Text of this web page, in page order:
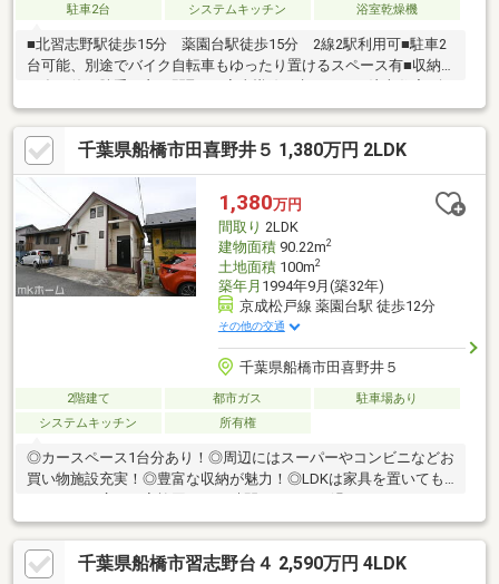
駐車2台
システムキッチン 浴室乾燥機
■北習志野駅徒歩15分 薬園台駅徒歩15分 2線2駅利用可■駐車2
台可能、別途でバイク自転車もゆったり置けるスペース有■収納
が多く使い勝手の良い間取り■家事導線も考えられた注文住宅■角
地で車通りも少なく小さなお子様がいても安心■小学校、中学校
も近くで安心
千葉県船橋市田喜野井５ 1,380万円 2LDK
1,380万円
間取り 2LDK
建物面積90.22m2
土地面積100m2
築年月 1994年9月(築32年)
京成松戸線 薬園台駅 徒歩12分
その他の交通
千葉県船橋市田喜野井５
2階建て 都市ガス
駐車場あり
システムキッチン
所有権
◎カースペース1台分あり！◎周辺にはスーパーやコンビニなどお
買い物施設充実！◎豊富な収納が魅力！◎LDKは家具を置いても
ますね！◎子育てしやすい住環境！◎家事動線に配慮した間取り
です！◎和室はくつろぎの空間を御提供いたします。◎お庭があ
りお子さんも安心して遊べます！
千葉県船橋市習志野台４ 2,590万円 4LDK